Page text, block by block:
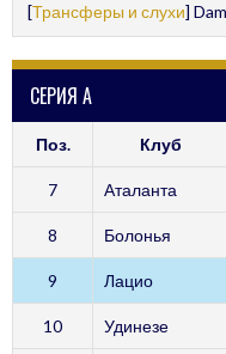
[Трансферы и слухи]
СЕРИЯ А
Поз. Клуб
7 Аталанта
8 Болонья
9 Лацио
10 Удинезе